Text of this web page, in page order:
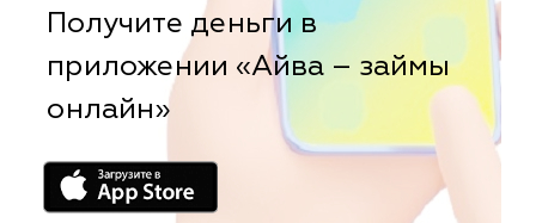
Получите деньги в
приложении «Айва – займы
онлайн»